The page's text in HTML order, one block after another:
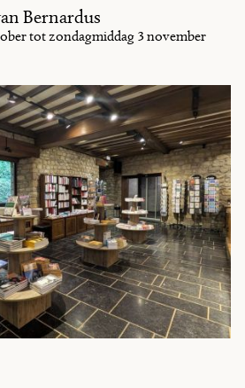
Bernardus
tot zondagmiddag 3 november